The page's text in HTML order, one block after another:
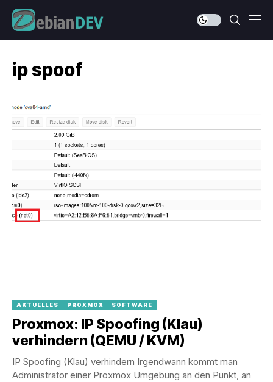
ip spoof
AKTUELLES PROXMOX SOFTWARE
Proxmox: IP Spoofing (Klau)
verhindern (QEMU / KVM)
IP Spoofing (Klau) verhindern Irgendwann kommt man
Administrator einer Proxmox Umgebung an den Punkt, an